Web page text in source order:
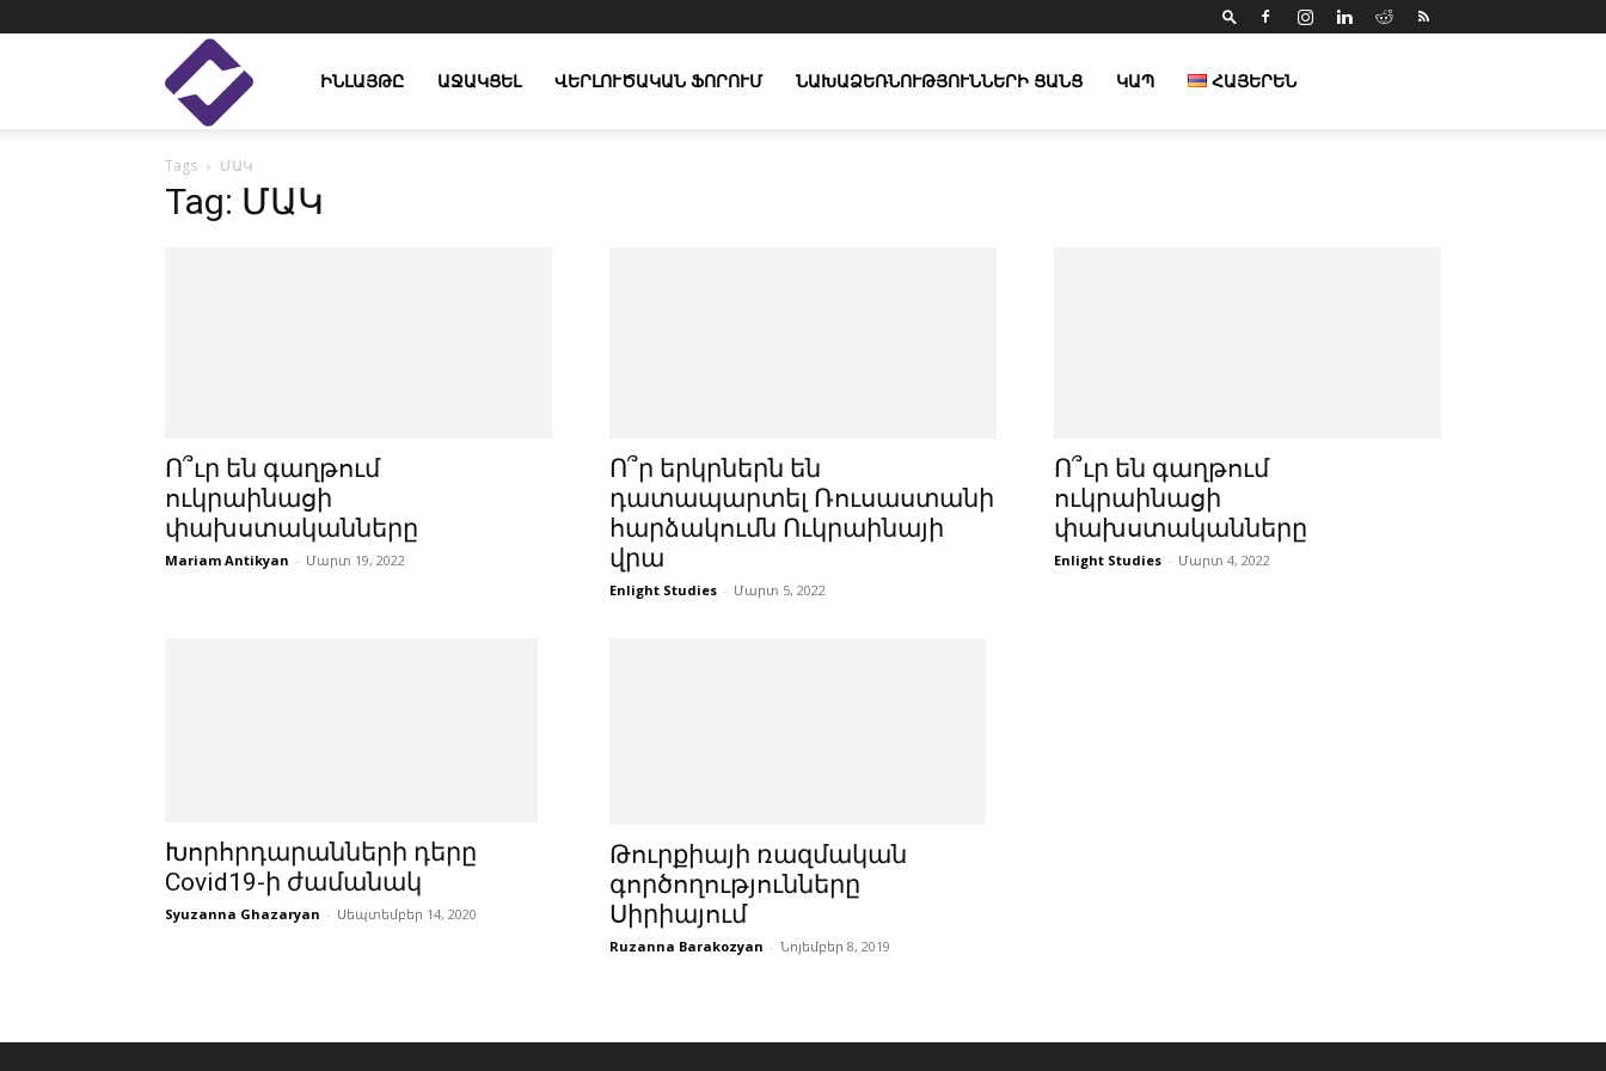
Enlight ԻՆԼԱՅԹԸ ԱՋԱԿՑԵԼ ՎԵՐԼՈՒԾԱԿԱՆ ՖՈՐՈՒՄ ՆԱԽԱՁԵՌՆՈՒԹՅՈՒՆՆԵՐԻ ՑԱՆՑ ԿԱՊ ՀԱՅԵՐԵՆ
Tags ՄԱԿ
Tag: ՄԱԿ
Ո՞ւր են գաղթում
ուկրաինացի
փախստականները
Mariam Antikyan - Մարտ 19, 2022
Ո՞ր երկրներն են
դատապարտել Ռուսաստանի
հարձակումն Ուկրաինայի
վրա
Enlight Studies - Մարտ 5, 2022
Ո՞ւր են գաղթում
ուկրաինացի
փախստականները
Enlight Studies - Մարտ 4, 2022
Խորհրդարանների դերը
Covid19-ի ժամանակ
Syuzanna Ghazaryan - Սեպտեմբեր 14, 2020
Թուրքիայի ռազմական
գործողությունները
Սիրիայում
Ruzanna Barakozyan - Նոյեմբեր 8, 2019